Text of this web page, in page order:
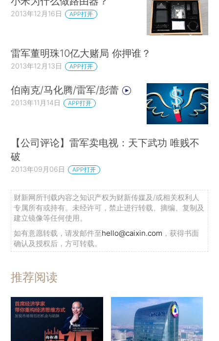
2013年12月16日 APP打开
雷军董明珠10亿大赌局 你押谁？
2013年12月13日 APP打开
伯南克/马化腾/雷军/彭蕾
2013年11月14日 APP打开
【公司评论】雷军卖电视：天下武功 唯贱不
破
2013年09月06日 APP打开
财新网所刊载内容之知识产权为财新传媒及/或相关权利人
专属所有或持有。未经许可，禁止进行转载、摘编、复制及
建立镜像等任何使用。
如有意愿转载，请发邮件至hello@caixin.com ，获得书面
确认及授权后，方可转载。
推荐阅读